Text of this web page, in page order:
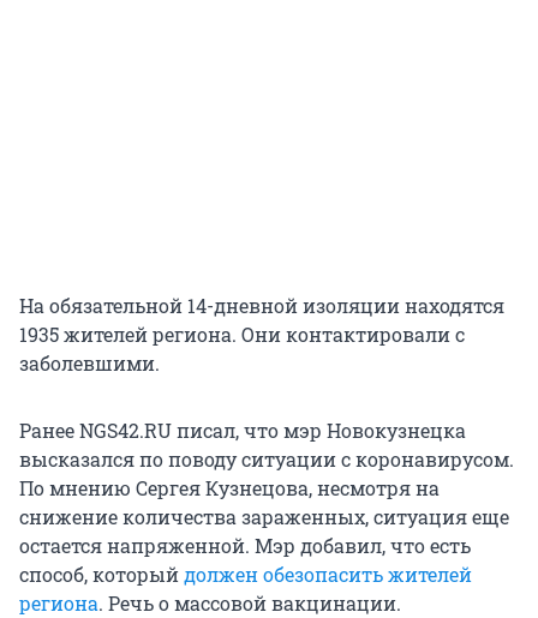
На обязательной 14-дневной изоляции находятся
1935 жителей региона. Они контактировали с
заболевшими.
Ранее NGS42.RU писал, что мэр Новокузнецка
высказался по поводу ситуации с коронавирусом.
По мнению Сергея Кузнецова, несмотря на
снижение количества зараженных, ситуация еще
остается напряженной. Мэр добавил, что есть
способ, которыйдолжен обезопасить жителей
региона. Речь о массовой вакцинации.